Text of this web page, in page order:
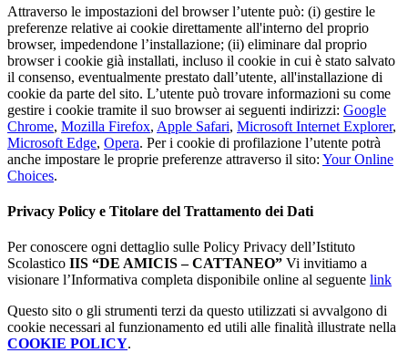
Attraverso le impostazioni del browser l’utente può: (i) gestire le
preferenze relative ai cookie direttamente all'interno del proprio
browser, impedendone l’installazione; (ii) eliminare dal proprio
browser i cookie già installati, incluso il cookie in cui è stato salvato
il consenso, eventualmente prestato dall’utente, all'installazione di
cookie da parte del sito. L’utente può trovare informazioni su come
gestire i cookie tramite il suo browser ai seguenti indirizzi: Google
Chrome, Mozilla Firefox, Apple Safari, Microsoft Internet Explorer,
Microsoft Edge, Opera. Per i cookie di profilazione l’utente potrà
anche impostare le proprie preferenze attraverso il sito: Your Online
Choices.
Privacy Policy e Titolare del Trattamento dei Dati
Per conoscere ogni dettaglio sulle Policy Privacy dell’Istituto
Scolastico IIS “DE AMICIS – CATTANEO” Vi invitiamo a
visionare l’Informativa completa disponibile online al seguente link
Questo sito o gli strumenti terzi da questo utilizzati si avvalgono di
cookie necessari al funzionamento ed utili alle finalità illustrate nella
COOKIE POLICY.